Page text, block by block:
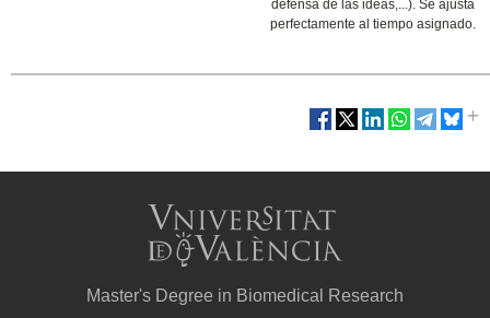
defensa de las ideas,...). Se ajusta
perfectamente al tiempo asignado.
Master's Degree in Biomedical Research